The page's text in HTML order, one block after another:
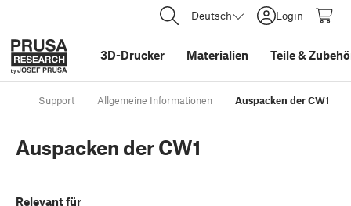
Deutsch Login
3D-Drucker Materialien Teile&
Support Allgemeine Informationen Auspacken der CW1
Auspacken der CW1
Relevant für